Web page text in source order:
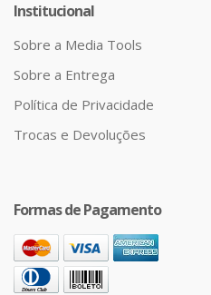
Institucional
Sobre a Media Tools
Sobre a Entrega
Política de Privacidade
Trocas e Devoluções
Formas de Pagamento